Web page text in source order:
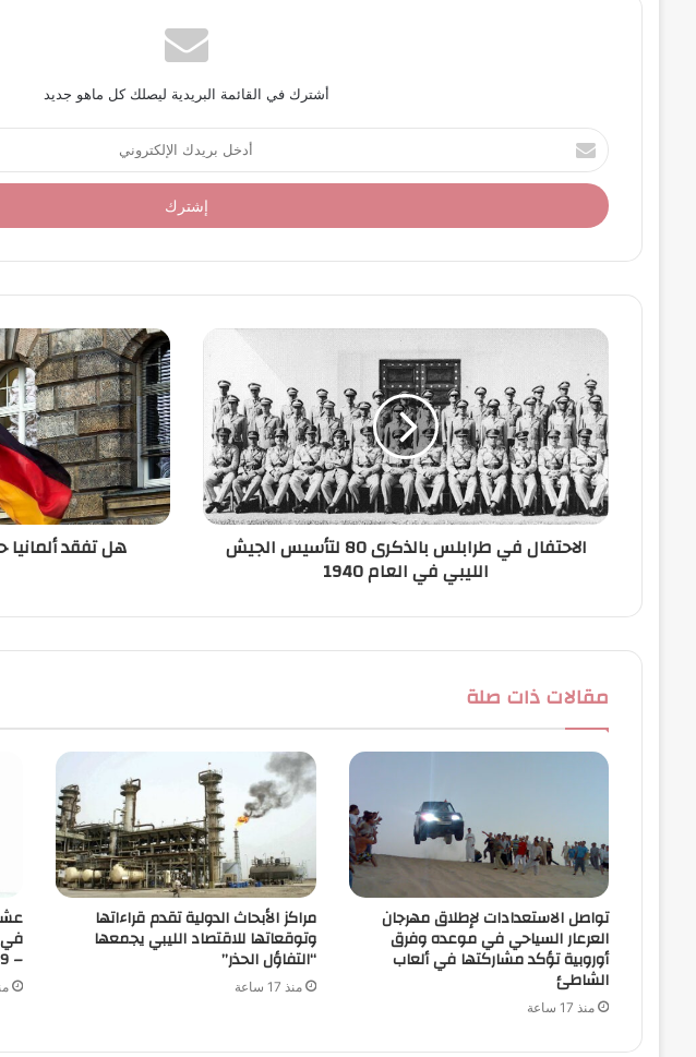
أشترك في القائمة البريدية ليصلك كل ماهو جديد
أ
د
خ
ل
د
ا
ل
ك
ت
ر
و
الاحتفال في طرابلس بالذكرى 80 لتأسيس الجيش
الليبي في العام 1940
هل تفقد ألمانيا
مقالات ذات صلة
تواصل الاستعدادات لإطلاق مهرجان
العرعار السياحي في موعده وفرق
أوروبية تؤكد مشاركتها في ألعاب
الشاطئ
منذ 17 ساعة
مراكز الأبحاث الدولية تقدم قراءاتها
وتوقعاتها للاقتصاد الليبي يجمعها
“التفاؤل الحذر”
منذ 17 ساعة
– 1969)
منذ